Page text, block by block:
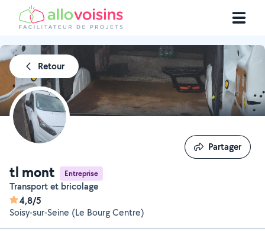
Retour
tl mont Entreprise
Transport et bricolage
4,8/5
Soisy-sur-Seine (Le Bourg Centre)
Partager
Partager